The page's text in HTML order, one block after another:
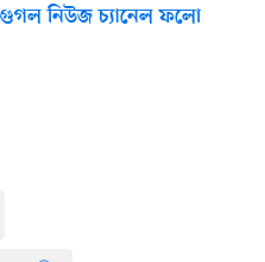
নিউজ চ্যানেল ফলো